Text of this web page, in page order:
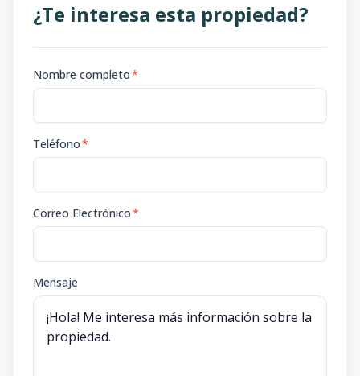
¿Te interesa esta propiedad?
Nombre completo*
Teléfono*
Correo Electrónico*
Mensaje